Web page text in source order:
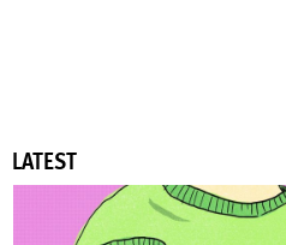
LATEST